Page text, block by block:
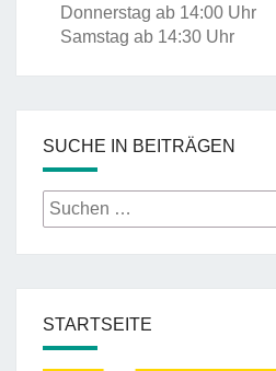
Donnerstag ab 14:00 Uhr
Samstag ab 14:30 Uhr
SUCHE IN BEITRÄGEN
Suche
nach:
STARTSEITE